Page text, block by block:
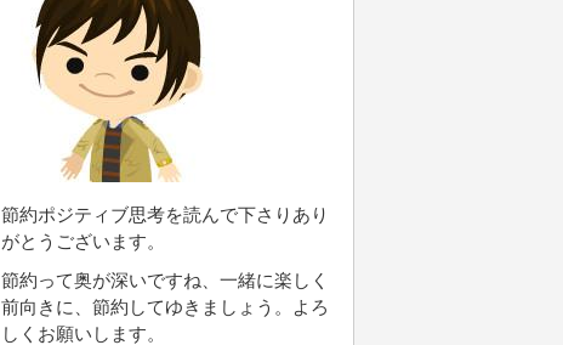
節約ポジティブ思考を読んで下さりあり
がとうございます。
節約って奥が深いですね、一緒に楽しく
前向きに、節約してゆきましょう。よろ
しくお願いします。